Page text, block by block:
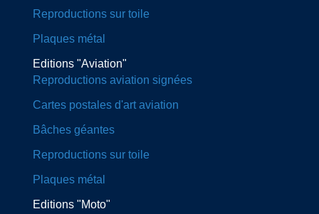
Reproductions sur toile
Plaques métal
Editions "Aviation"
Reproductions aviation signées
Cartes postales d'art aviation
Bâches géantes
Reproductions sur toile
Plaques métal
Editions "Moto"